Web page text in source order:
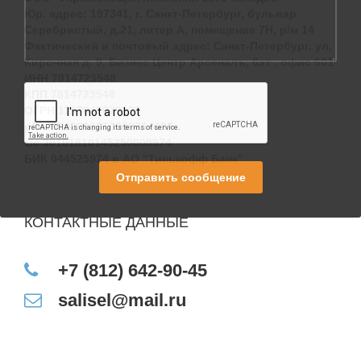
Отправить сообщение
Кирочная д. 9, Бизнес Центр Арсеналъ, 6эт , офис 601
ОГРН 1187847073138
р/с 40702810210000314087
к/с 30101810145250000974
БИК 044525974 в АО "Тинькофф Банк"
КОНТАКТНЫЕ ДАННЫЕ
+7 (812) 642-90-45
salisel@mail.ru